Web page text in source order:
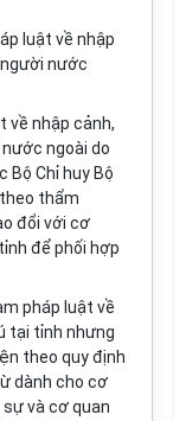
luật về nhập
nước
về nhập cảnh,
ngoài do
Chỉ huy Bộ
thẩm
đổi với cơ
để phối hợp
pháp luật về
tại tỉnh nhưng
theo quy định
dành cho cơ
và cơ quan